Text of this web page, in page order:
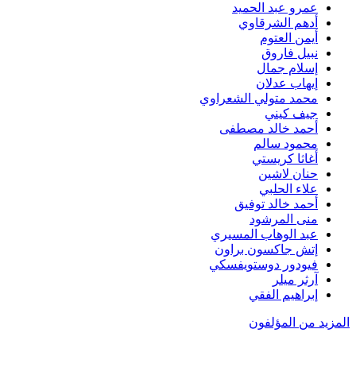
عمرو عبد الحميد
أدهم الشرقاوي
أيمن العتوم
نبيل فاروق
إسلام جمال
إيهاب عدلان
محمد متولي الشعراوي
جيف كيني
أحمد خالد مصطفى
محمود سالم
أغاثا كريستي
حنان لاشين
علاء الحلبي
أحمد خالد توفيق
منى المرشود
عبد الوهاب المسيري
إتش جاكسون براون
فيودور دوستويفسكي
آرثر ميلر
إبراهيم الفقي
المزيد من المؤلفون